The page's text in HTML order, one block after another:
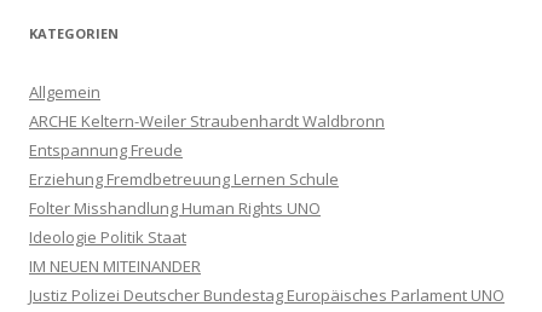
KATEGORIEN
Allgemein
ARCHE Keltern-Weiler Straubenhardt Waldbronn
Entspannung Freude
Erziehung Fremdbetreuung Lernen Schule
Folter Misshandlung Human Rights UNO
Ideologie Politik Staat
IM NEUEN MITEINANDER
Justiz Polizei Deutscher Bundestag Europäisches Parlament UNO